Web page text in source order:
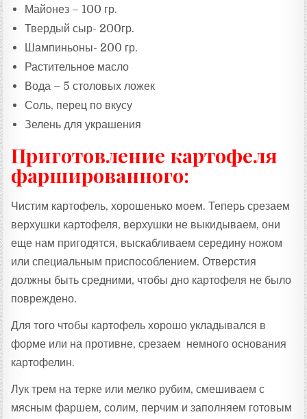
Майонез – 100 гр.
Твердый сыр- 200гр.
Шампиньоны- 200 гр.
Растительное масло
Вода – 5 столовых ложек
Соль, перец по вкусу
Зелень для украшения
Приготовление картофеля
фаршированного:
Чистим картофель, хорошенько моем. Теперь срезаем
верхушки картофеля, верхушки не выкидываем, они
еще нам пригодятся, выскабливаем середину ножом
или специальным приспособлением. Отверстия
должны быть средними, чтобы дно картофеля не было
повреждено.
Для того чтобы картофель хорошо укладывался в
форме или на противне, срезаем немного основания
картофелин.
Лук трем на терке или мелко рубим, смешиваем с
мясным фаршем, солим, перчим и заполняем готовым